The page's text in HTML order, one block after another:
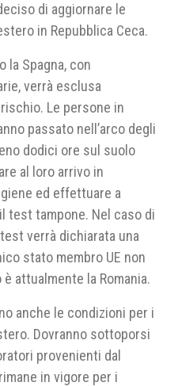
di aggiornare le
in Repubblica Ceca.
la Spagna, con
verrà esclusa
Le persone in
passato nell’arco degli
dodici ore sul suolo
al loro arrivo in
ed effettuare a
test tampone. Nel caso di
verrà dichiarata una
stato membro UE non
attualmente la Romania.
anche le condizioni per i
Dovranno sottoporsi
provenienti dal
in vigore per i